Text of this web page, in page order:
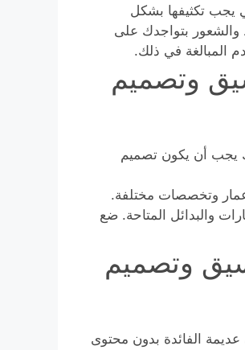
يجب تكثيفها بشكل
بتواجدك على
المبالغة في ذلك.
وتصميم
يجب أن يكون تصميم
وتخصصات مختلفة.
والبدائل المتاحة. ضع
وتصميم
الفائدة بدون محتوى